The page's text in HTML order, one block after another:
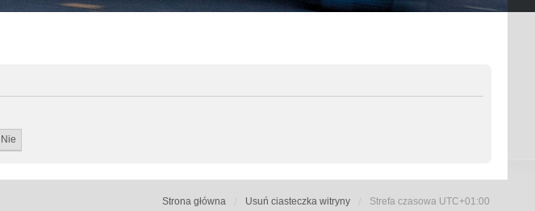
Strona główna Usuń ciasteczka witryny Strefa czasowa UTC+01:00